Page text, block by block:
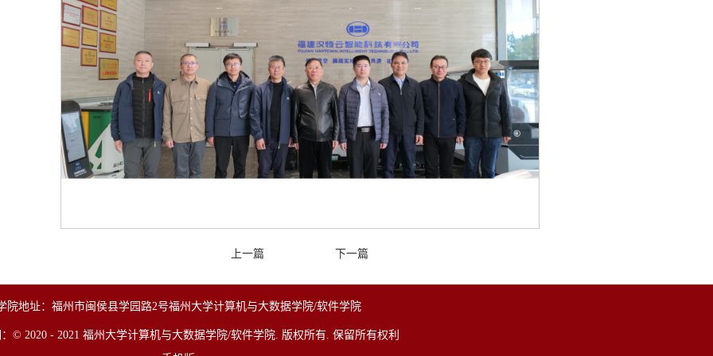
上一篇 下一篇
院地址：福州市闽侯县学园路2号福州大学计算机与大数据学院/软件学院
© 2020 - 2021 福州大学计算机与大数据学院/软件学院. 版权所有. 保留所有权利